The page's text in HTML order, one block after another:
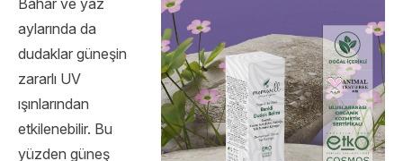
Bahar ve yaz
aylarında da
dudaklar güneşin
zararlı UV
ışınlarından
etkilenebilir. Bu
yüzden güneş